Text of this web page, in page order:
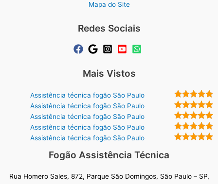
Mapa do Site
Redes Sociais
Mais Vistos
Assistência técnica fogão São Paulo
Assistência técnica fogão São Paulo
Assistência técnica fogão São Paulo
Assistência técnica fogão São Paulo
Assistência técnica fogão São Paulo
Fogão Assistência Técnica
Rua Homero Sales, 872, Parque São Domingos, São Paulo – SP,